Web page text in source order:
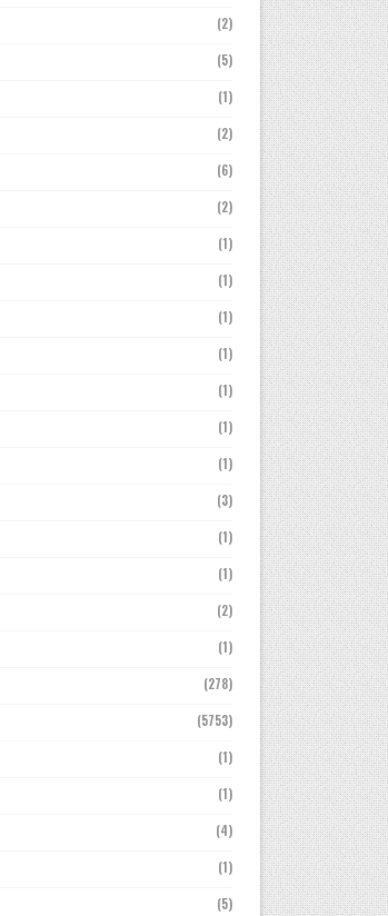
(2)
(5)
(1)
(2)
(6)
(2)
(1)
(1)
(1)
(1)
(1)
(1)
(1)
(3)
(1)
(1)
(2)
(1)
(278)
(5753)
(1)
(1)
(4)
(1)
(5)